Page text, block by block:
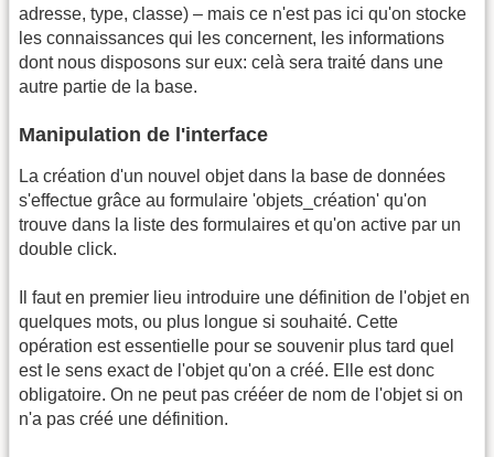
adresse, type, classe) – mais ce n'est pas ici qu'on stocke
les connaissances qui les concernent, les informations
dont nous disposons sur eux: celà sera traité dans une
autre partie de la base.
Manipulation de l'interface
La création d'un nouvel objet dans la base de données
s'effectue grâce au formulaire 'objets_création' qu'on
trouve dans la liste des formulaires et qu'on active par un
double click.
Il faut en premier lieu introduire une définition de l'objet en
quelques mots, ou plus longue si souhaité. Cette
opération est essentielle pour se souvenir plus tard quel
est le sens exact de l'objet qu'on a créé. Elle est donc
obligatoire. On ne peut pas crééer de nom de l'objet si on
n'a pas créé une définition.